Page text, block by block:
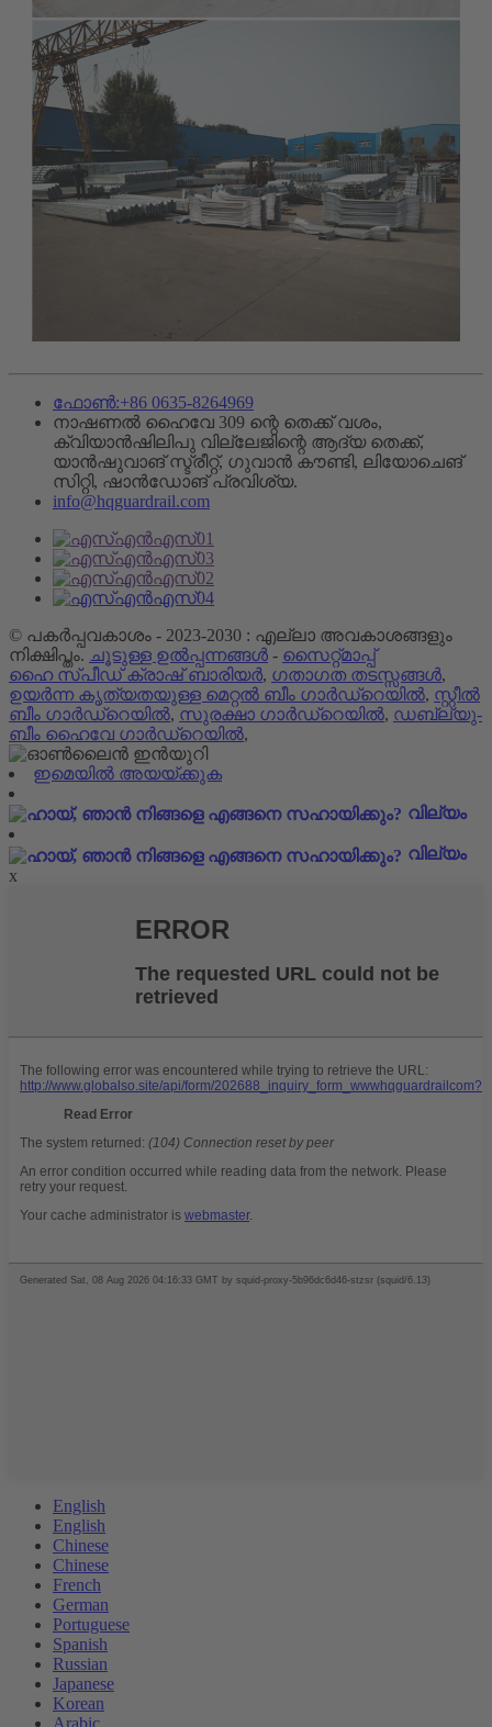
ഫോൺ:+86 0635-8264969
നാഷണൽ ഹൈവേ 309 ന്റെ തെക്ക് വശം,
ക്വിയാൻഷിലിപു വില്ലേജിന്റെ ആദ്യ തെക്ക്,
യാൻഷുവാങ് സ്ട്രീറ്റ്, ഗുവാൻ കൗണ്ടി, ലിയോചെങ്
സിറ്റി, ഷാൻഡോങ് പ്രവിശ്യ.
info@hqguardrail.com
© പകർപ്പവകാശം - 2023-2030 : എല്ലാ അവകാശങ്ങളും
നിക്ഷിപ്തം. ചൂടുള്ള ഉൽപ്പന്നങ്ങൾ - സൈറ്റ്മാപ്പ്
ഹൈ സ്പീഡ് ക്രാഷ് ബാരിയർ, ഗതാഗത തടസ്സങ്ങൾ,
ഉയർന്ന കൃത്യതയുള്ള മെറ്റൽ ബീം ഗാർഡ്‌റെയിൽ, സ്റ്റീൽ
ബീം ഗാർഡ്‌റെയിൽ, സുരക്ഷാ ഗാർഡ്റെയിൽ, ഡബ്ല്യു-
ബീം ഹൈവേ ഗാർഡ്‌റെയിൽ,
ഇമെയിൽ അയയ്ക്കുക
വില്യം
വില്യം
x
English
English
Chinese
Chinese
French
German
Portuguese
Spanish
Russian
Japanese
Korean
Arabic